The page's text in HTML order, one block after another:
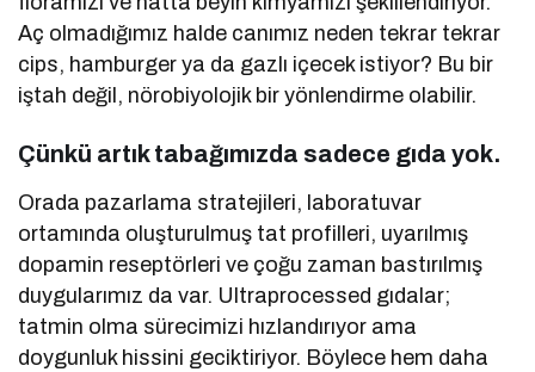
Aç olmadığımız halde canımız neden tekrar tekrar
cips, hamburger ya da gazlı içecek istiyor? Bu bir
iştah değil, nörobiyolojik bir yönlendirme olabilir.
Çünkü artık tabağımızda sadece gıda yok.
Orada pazarlama stratejileri, laboratuvar
ortamında oluşturulmuş tat profilleri, uyarılmış
dopamin reseptörleri ve çoğu zaman bastırılmış
duygularımız da var. Ultraprocessed gıdalar;
tatmin olma sürecimizi hızlandırıyor ama
doygunluk hissini geciktiriyor. Böylece hem daha